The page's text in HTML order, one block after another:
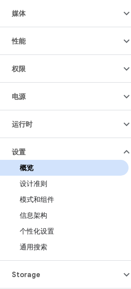
媒体
性能
权限
电源
运行时
设置
概览
设计准则
模式和组件
信息架构
个性化设置
通用搜索
Storage